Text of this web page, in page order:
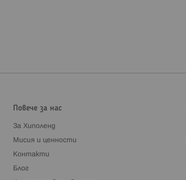
Повече за нас
За Хиполенд
Мисия и ценности
Контакти
Блог